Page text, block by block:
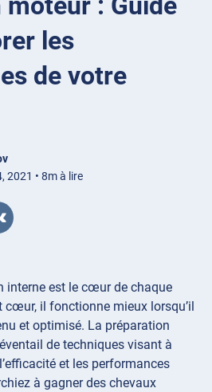
les
de votre
2021 • 8m à lire
interne est le cœur de chaque
il fonctionne mieux lorsqu’il
et optimisé. La préparation
de techniques visant à
et les performances
à gagner des chevaux